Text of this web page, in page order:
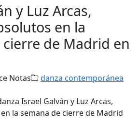
y Luz Arcas,
en la
de Madrid en
Notas danza contemporánea